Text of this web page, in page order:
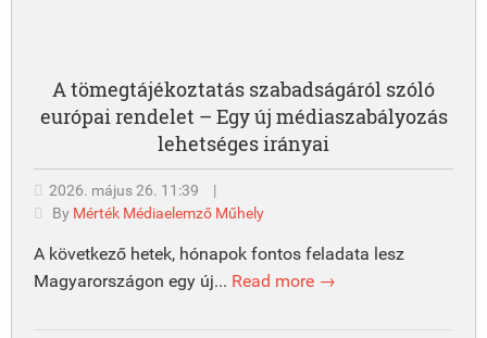
A tömegtájékoztatás szabadságáról szóló
európai rendelet – Egy új médiaszabályozás
lehetséges irányai
2026. május 26. 11:39
|
By Mérték Médiaelemző Műhely
A következő hetek, hónapok fontos feladata lesz
Magyarországon egy új... Read more →